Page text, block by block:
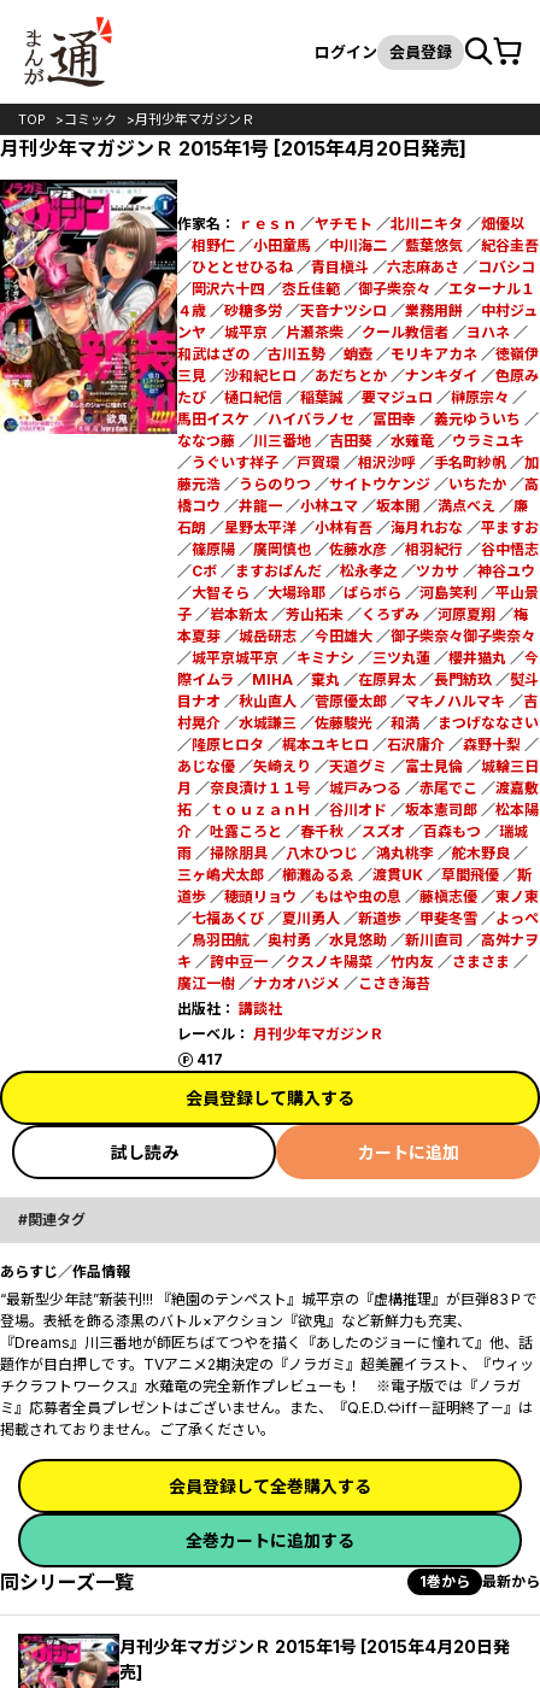
検索
ログイン 会員登録カート
TOP コミック 月刊少年マガジンＲ
月刊少年マガジンＲ 2015年1号 [2015年4月20日発売]
作家名： ｒｅｓｎ ／ヤチモト ／北川ニキタ ／畑優以
／相野仁／小田童馬／中川海二／藍葉悠気／紀谷圭吾
／ひととせひるね／青目槇斗／六志麻あさ ／コバシコ
／岡沢六十四／枩丘佳範／御子柴奈々 ／エターナル１
４歳／砂糖多労／天音ナツシロ ／業務用餅／中村ジュ
ンヤ／城平京／片瀬茶柴／クール教信者／ヨハネ／
和武はざの／古川五勢／蛸壺／モリキアカネ／徳嶺伊
三見／沙和紀ヒロ ／あだちとか／ナンキダイ ／色原み
たび／樋口紀信／稲葉誠／要マジュロ ／榊原宗々 ／
馬田イスケ ／ハイバラノセ ／冨田幸／義元ゆういち ／
ななつ藤／川三番地／吉田葵／水薙竜／ウラミユキ
／うぐいす祥子／戸賀環／相沢沙呼／手名町紗帆／加
藤元浩／うらのりつ ／サイトウケンジ／いちたか／高
橋コウ ／井龍一／小林ユマ／坂本開 ／満点べえ ／廉
石朗 ／星野太平洋／小林有吾／海月れおな／平ますお
／篠原陽／廣岡慎也／佐藤水彦／相羽紀行／谷中悟志
／Cボ／ますおぱんだ／松永孝之／ツカサ／神谷ユウ
／大智そら ／大場玲耶／ぱらボら ／河島笑利 ／平山景
子／岩本新太／芳山拓未／くろずみ／河原夏翔 ／梅
本夏芽／城岳研志／今田雄大／御子柴奈々御子柴奈々
／城平京城平京／キミナシ ／三ツ丸蓮／櫻井猫丸／今
際イムラ ／MIHA／棄丸／在原昇太／長門紡玖／熨斗
目ナオ ／秋山直人／菅原優太郎／マキノハルマキ ／吉
村晃介／水城謙三／佐藤駿光／和満／まつげななさい
／隆原ヒロタ ／梶本ユキヒロ ／石沢庸介／森野十梨／
あじな優／矢崎えり ／天道グミ ／富士見倫／城輪三日
月 ／奈良漬け１１号 ／城戸みつる ／赤尾でこ ／渡嘉敷
拓／ｔｏｕｚａｎＨ ／谷川オド ／坂本憲司郎／松本陽
介／吐露ころと ／春千秋／スズオ ／百森もつ ／瑞城
雨／掃除朋具／八木ひつじ ／鴻丸桃李／舵木野良／
三ヶ嶋犬太郎／櫛灘ゐるゑ ／渡貫UK／草間飛優／斯
道歩／穂頭リョウ ／もはや虫の息 ／藤槇志優／東ノ東
／七福あくび／夏川勇人／新道歩／甲斐冬雪／よっぺ
／鳥羽田航／奥村勇／水見悠助／新川直司 ／高舛ナヲ
キ ／誇中豆一／クスノキ陽菜／竹内友／さまさま ／
廣江一樹／ナカオハジメ ／こさき海苔
出版社： 講談社
レーベル： 月刊少年マガジンＲ
417
会員登録して購入する
試し読み カートに追加
関連タグ
あらすじ／作品情報
“最新型少年誌”新装刊!!! 『絶園のテンペスト』城平京の『虚構推理』が巨弾83Ｐで
登場。表紙を飾る漆黒のバトル×アクション『欲鬼』など新鮮力も充実、
『Dreams』川三番地が師匠ちばてつやを描く『あしたのジョーに憧れて』他、話
題作が目白押しです。TVアニメ2期決定の『ノラガミ』超美麗イラスト、『ウィッ
チクラフトワークス』水薙竜の完全新作プレビューも！ ※電子版では『ノラガ
ミ』応募者全員プレゼントはございません。また、『Q.E.D.⇔iff－証明終了－』は
掲載されておりません。ご了承ください。
会員登録して全巻購入する
全巻カートに追加する
同シリーズ一覧 1巻から 最新から
月刊少年マガジンＲ 2015年1号 [2015年4月20日発
売]